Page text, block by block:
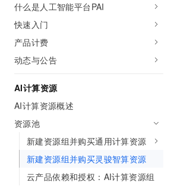
什么是人工智能平台PAI
快速入门
产品计费
动态与公告
AI计算资源
AI计算资源概述
资源池
新建资源组并购买通用计算资源
新建资源组并购买灵骏智算资源
云产品依赖和授权：AI计算资源组
精选产品
计算
容器
存储
网络与CDN
安全
中间件
精选解决方案
互联网应用开发
大数据
现代化应用
安全
网络
可观测